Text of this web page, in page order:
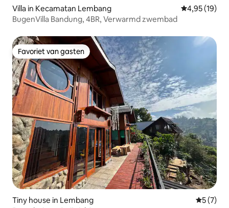
Villa in Kecamatan Lembang Gemiddelde
4,95 (19)
BugenVilla Bandung, 4BR, Verwarmd zwembad
Favoriet van gasten
Favoriet van gasten
Tiny house in Lembang
5 (7)